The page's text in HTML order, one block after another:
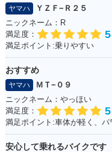
ヤマハ
ＹＺＦ−Ｒ２５
ニックネーム：R
満足度：
5
満足ポイント:乗りやすい
おすすめ
ヤマハ
ＭＴ−０９
ニックネーム：やっほい
満足度：
5
安心して乗れるバイクです